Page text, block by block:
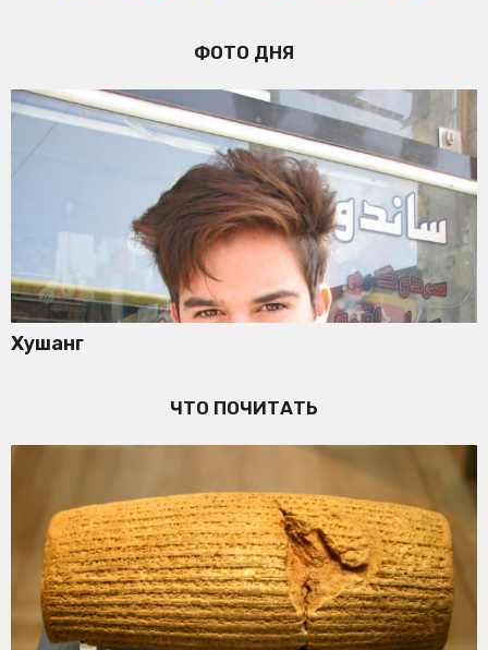
ФОТО ДНЯ
Хушанг
ЧТО ПОЧИТАТЬ